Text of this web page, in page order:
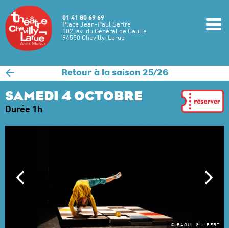
Aller au contenu principal
01 41 80 69 69
Place Jean-Paul Sartre
102, av. du Général de Gaulle
94550 Chevilly-Larue
< Retour à la saison 25/26
SAMEDI 4 OCTOBRE
Durée 1h
© RAOUL GILIBERT